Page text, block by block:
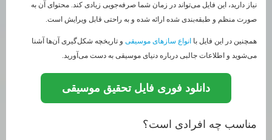
نیاز دارید، این فایل می‌تواند در زمان شما صرفه‌جویی زیادی کند. محتوای آن به
صورت منظم و طبقه‌بندی شده ارائه شده و به راحتی قابل ویرایش است.
همچنین در این فایل با انواع سازهای موسیقی و تاریخچه شکل‌گیری آن‌ها آشنا
می‌شوید و اطلاعات جالبی درباره دنیای موسیقی به دست می‌آورید.
دانلود فوری فایل تحقیق موسیقی
مناسب چه افرادی است؟